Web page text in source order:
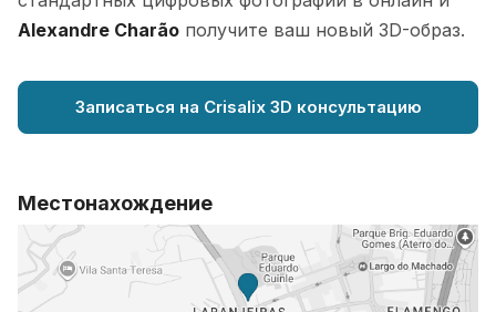
Alexandre Charão получите ваш новый 3D-образ.
Записаться на Crisalix 3D консультацию
Местонахождение